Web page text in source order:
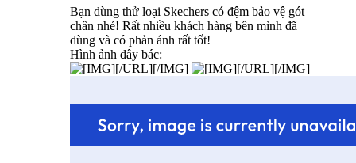
Bạn dùng thử loại Skechers có đệm bảo vệ gót
chân nhé! Rất nhiều khách hàng bên mình đã
dùng và có phản ánh rất tốt!
Hình ảnh đây bác:
[/URL][/IMG]
[/URL][/IMG]